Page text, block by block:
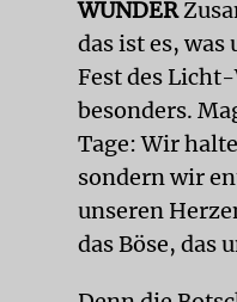
WUNDER
das ist es,
Fest des
besonders.
Tage: Wir
sondern wir
unseren
das Böse, das